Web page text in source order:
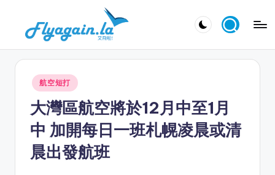
飛
Posted
in
航空短打
大灣區航空將於12月中至1月
中 加開每日一班札幌凌晨或清
晨出發航班